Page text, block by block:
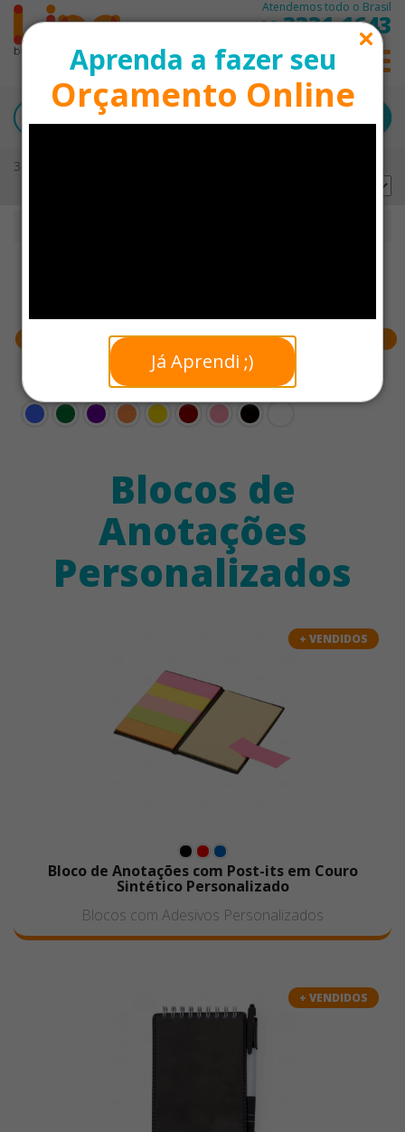
Aprenda a fazer seu
Orçamento Online
Já Aprendi ;)
Atendemos todo o Brasil
113331-1643
36 produtos encontrados
Cores
Blocos de
Anotações
Personalizados
+ VENDIDOS
Bloco de Anotações com Post-its em Couro
Sintético Personalizado
Blocos com Adesivos Personalizados
+ VENDIDOS